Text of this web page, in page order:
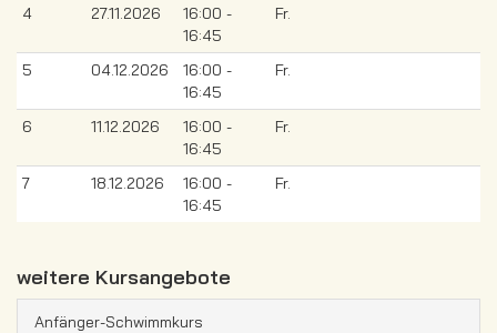
4 27.11.2026
16:00 -
16:45
Fr.
5 04.12.2026
16:00 -
16:45
Fr.
6 11.12.2026
16:00 -
16:45
Fr.
7 18.12.2026
16:00 -
16:45
Fr.
weitere Kursangebote
Anfänger-Schwimmkurs